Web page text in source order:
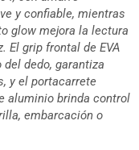
para transporte. Las
con amarre
y confiable, mientras
glow mejora la lectura
grip frontal de EVA
dedo, garantiza
y el portacarrete
brinda control